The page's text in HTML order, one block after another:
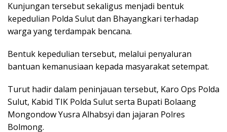
Kunjungan tersebut sekaligus menjadi bentuk
kepedulian Polda Sulut dan Bhayangkari terhadap
warga yang terdampak bencana.
Bentuk kepedulian tersebut, melalui penyaluran
bantuan kemanusiaan kepada masyarakat setempat.
Turut hadir dalam peninjauan tersebut, Karo Ops Polda
Sulut, Kabid TIK Polda Sulut serta Bupati Bolaang
Mongondow Yusra Alhabsyi dan jajaran Polres
Bolmong.